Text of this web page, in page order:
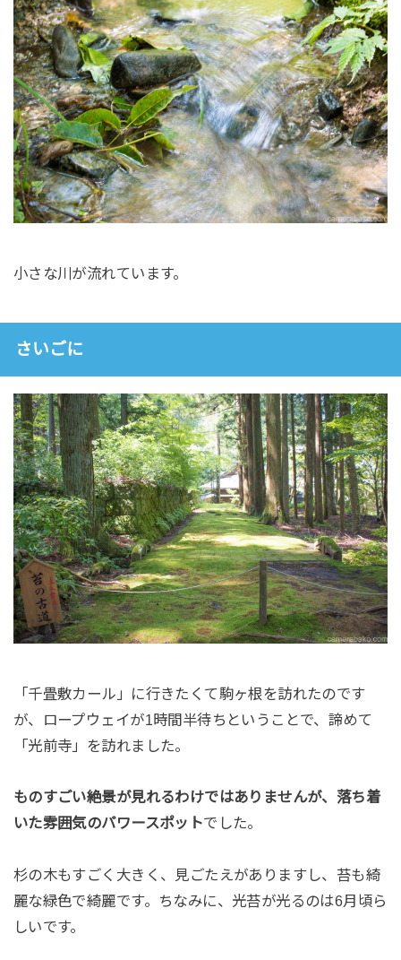
小さな川が流れています。
さいごに
「千畳敷カール」に行きたくて駒ヶ根を訪れたのです
が、ロープウェイが1時間半待ちということで、諦めて
「光前寺」を訪れました。
ものすごい絶景が見れるわけではありませんが、落ち着
いた雰囲気のパワースポットでした。
杉の木もすごく大きく、見ごたえがありますし、苔も綺
麗な緑色で綺麗です。ちなみに、光苔が光るのは6月頃ら
しいです。